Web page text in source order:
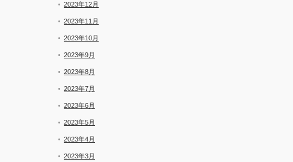
2023年12月
2023年11月
2023年10月
2023年9月
2023年8月
2023年7月
2023年6月
2023年5月
2023年4月
2023年3月